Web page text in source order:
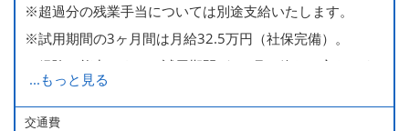
※超過分の残業手当については別途支給いたします。
※試用期間の3ヶ月間は月給32.5万円（社保完備）。
経験・能力により、試用期間が1ヶ月で終わる方もいま
す。
※上記月給には、一律支給のみなし残業手当（月65時間
...もっと見る
交通費